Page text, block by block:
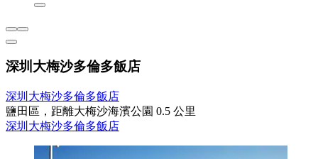
深圳大梅沙多倫多飯店
深圳大梅沙多倫多飯店
鹽田區，距離大梅沙海濱公園 0.5 公里
深圳大梅沙多倫多飯店